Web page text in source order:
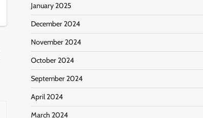
January 2025
December 2024
November 2024
October 2024
September 2024
April 2024
March 2024